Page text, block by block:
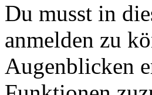
Du musst in
anmelden zu
Augenblicken